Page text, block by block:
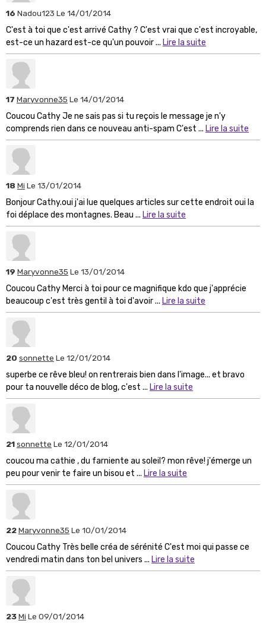
16 Nadou123 Le 14/01/2014
C'est à toi que c'est arrivé Cathy ? C'est vrai que c'est incroyable,
est-ce un hazard est-ce qu'un pouvoir ... Lire la suite
17 Maryvonne35 Le 14/01/2014
Coucou Cathy Je ne sais pas si tu reçois le message je n'y
comprends rien dans ce nouveau anti-spam C'est ... Lire la suite
18 Mi Le 13/01/2014
Bonjour Cathy.oui j'ai lue quelques articles sur cette endroit oui la
foi déplace des montagnes. Beau ... Lire la suite
19 Maryvonne35 Le 13/01/2014
Coucou Cathy Merci à toi pour ce magnifique kdo que j'apprécie
beaucoup c'est très gentil à toi d'avoir ... Lire la suite
20 sonnette Le 12/01/2014
superbe ce rêve bleu! on rentrerais bien dans l'image... et bravo
pour ta nouvelle déco de blog, c'est ... Lire la suite
21sonnette Le 12/01/2014
coucou ma cathie , du farniente au soleil? mon rêve! j'émerge un
peu pour venir te faire un bisou et ... Lire la suite
22Maryvonne35 Le 10/01/2014
Coucou Cathy Très belle créa de sérénité C'est moi qui passe ce
vendredi matin dans ton bel univers ... Lire la suite
23Mi Le 09/01/2014